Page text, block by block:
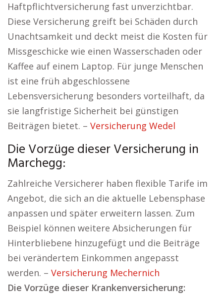
Haftpflichtversicherung fast unverzichtbar.
Diese Versicherung greift bei Schäden durch
Unachtsamkeit und deckt meist die Kosten für
Missgeschicke wie einen Wasserschaden oder
Kaffee auf einem Laptop. Für junge Menschen
ist eine früh abgeschlossene
Lebensversicherung besonders vorteilhaft, da
sie langfristige Sicherheit bei günstigen
Beiträgen bietet. – Versicherung Wedel
Die Vorzüge dieser Versicherung in
Marchegg:
Zahlreiche Versicherer haben flexible Tarife im
Angebot, die sich an die aktuelle Lebensphase
anpassen und später erweitern lassen. Zum
Beispiel können weitere Absicherungen für
Hinterbliebene hinzugefügt und die Beiträge
bei verändertem Einkommen angepasst
werden. – Versicherung Mechernich
Die Vorzüge dieser Krankenversicherung: